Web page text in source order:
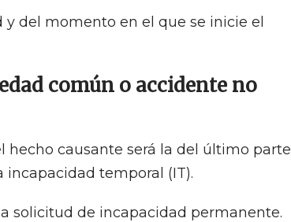
del momento en el que se inicie el
común o accidente no
hecho causante será la del último parte
incapacidad temporal (IT).
solicitud de incapacidad permanente.